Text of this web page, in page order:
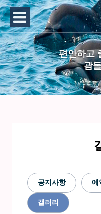
편안하고
괌
공지사항 예
갤러리